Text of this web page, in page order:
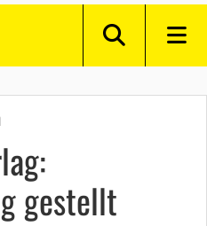
gestellt